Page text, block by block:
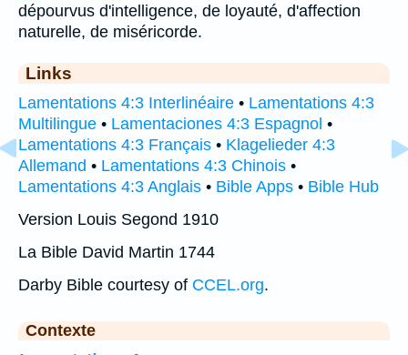
dépourvus d'intelligence, de loyauté, d'affection
naturelle, de miséricorde.
Links
Lamentations 4:3 Interlinéaire • Lamentations 4:3
Multilingue • Lamentaciones 4:3 Espagnol •
Lamentations 4:3 Français • Klagelieder 4:3
Allemand • Lamentations 4:3 Chinois •
Lamentations 4:3 Anglais • Bible Apps • Bible Hub
Version Louis Segond 1910
La Bible David Martin 1744
Darby Bible courtesy of CCEL.org.
Contexte